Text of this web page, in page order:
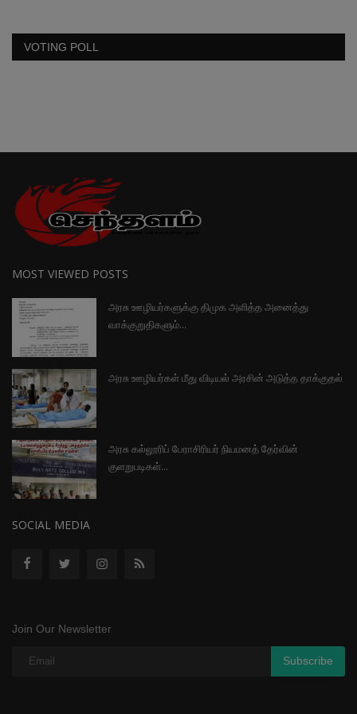
VOTING POLL
MOST VIEWED POSTS
அரசு ஊழியர்களுக்கு திமுக அளித்த அனைத்து
வாக்குறுதிகளும்...
அரசு ஊழியர்கள் மீது விடியல் அரசின் அடுத்த தாக்குதல்
அரசு கல்லூரிப் பேராசிரியர் நியமனத் தேர்வின்
குளறுபடிகள்...
SOCIAL MEDIA
Join Our Newsletter
Subscribe